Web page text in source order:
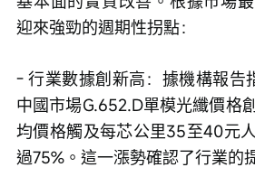
迎來強勁的週期性拐點：
- 行業數據創新高：據機構報告
中國市場G.652.D單模光纖價格
均價格觸及每芯公里35至40元
過75%。這一漲勢確認了行業的